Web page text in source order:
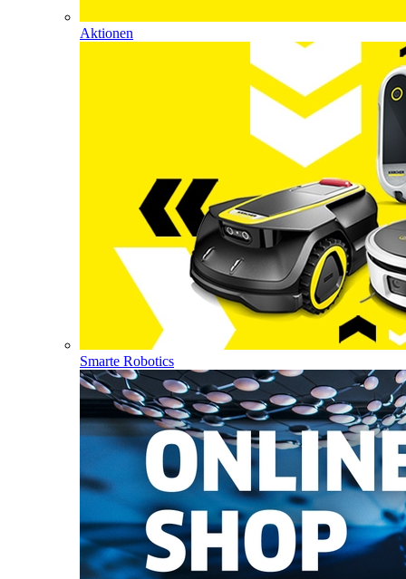
Aktionen
Smarte Robotics